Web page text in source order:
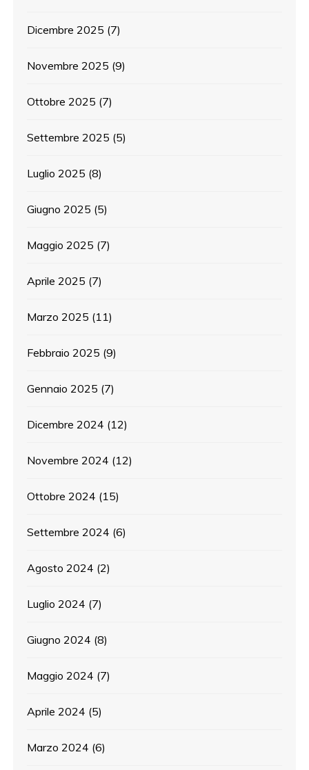
Dicembre 2025 (7)
Novembre 2025 (9)
Ottobre 2025 (7)
Settembre 2025 (5)
Luglio 2025 (8)
Giugno 2025 (5)
Maggio 2025 (7)
Aprile 2025 (7)
Marzo 2025 (11)
Febbraio 2025 (9)
Gennaio 2025 (7)
Dicembre 2024 (12)
Novembre 2024 (12)
Ottobre 2024 (15)
Settembre 2024 (6)
Agosto 2024 (2)
Luglio 2024 (7)
Giugno 2024 (8)
Maggio 2024 (7)
Aprile 2024 (5)
Marzo 2024 (6)